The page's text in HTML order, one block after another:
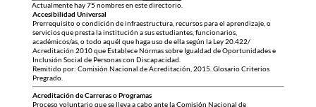
Actualmente hay 75 nombres en este directorio.
Accesibilidad Universal
Prerrequisito o condición de infraestructura, recursos para el aprendizaje, o
servicios que presta la institución a sus estudiantes, funcionarios,
académicos/as, o todo aquél que haga uso de ella según la Ley 20.422/
Acreditación 2010 que Establece Normas sobre Igualdad de Oportunidades e
Inclusión Social de Personas con Discapacidad.
Remitido por: Comisión Nacional de Acreditación, 2015. Glosario Criterios
Pregrado.
Acreditación de Carreras o Programas
Proceso voluntario que se lleva a cabo ante la Comisión Nacional de